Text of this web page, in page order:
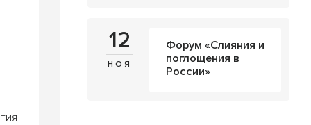
12
ноя
Форум «Слияния и
поглощения в
России»